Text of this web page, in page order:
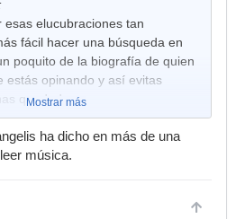
esas elucubraciones tan
fácil hacer una búsqueda en
poquito de la biografía de quien
estás opinando y así evitas
quedado.
clásica no saben solfeo?.
velo a tu capacidad
Mostrar más
ha dicho en más de una
música.